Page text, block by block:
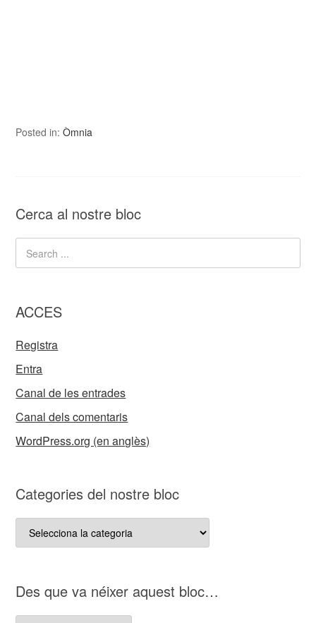
Posted in:Òmnia
Cerca al nostre bloc
ACCES
Registra
Entra
Canal de les entrades
Canal dels comentaris
WordPress.org (en anglès)
Categories del nostre bloc
Categories
del
D es que va néixer aquest bloc…